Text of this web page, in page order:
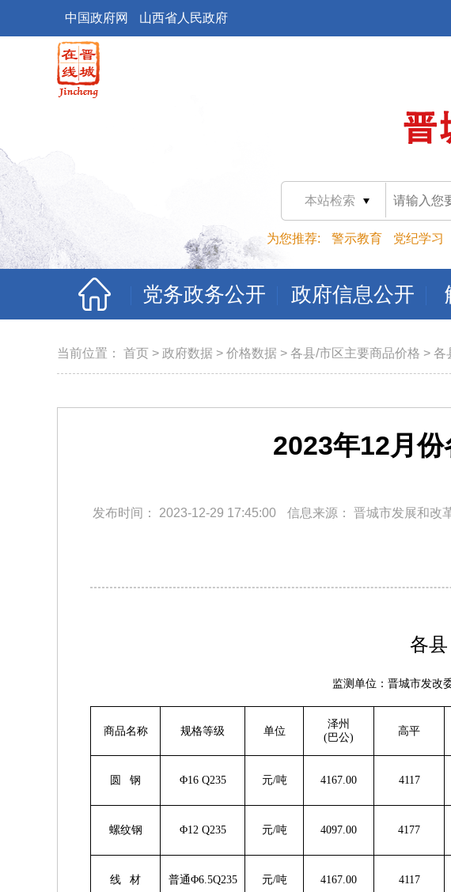
中国政府网 山西省人民政府
本站检索
为您推荐: 警示教育 党纪学习
党务政务公开 政府信息公开
当前位置： 首页 > 政府数据 > 价格数据 > 各县/市区主要商品价格 > 各
2023年12月
发布时间： 2023-12-29 17:45:00 信息来源： 晋城市发展和改
各
监测单位：晋城市发改
商品名称 规格等级 单位
泽州
(巴公)
高平
圆 钢 Φ16 Q235 元/吨 4167.00 4117
螺纹钢 Φ12 Q235 元/吨 4097.00 4177
线 材 普通Φ6.5Q235 元/吨 4167.00 4117